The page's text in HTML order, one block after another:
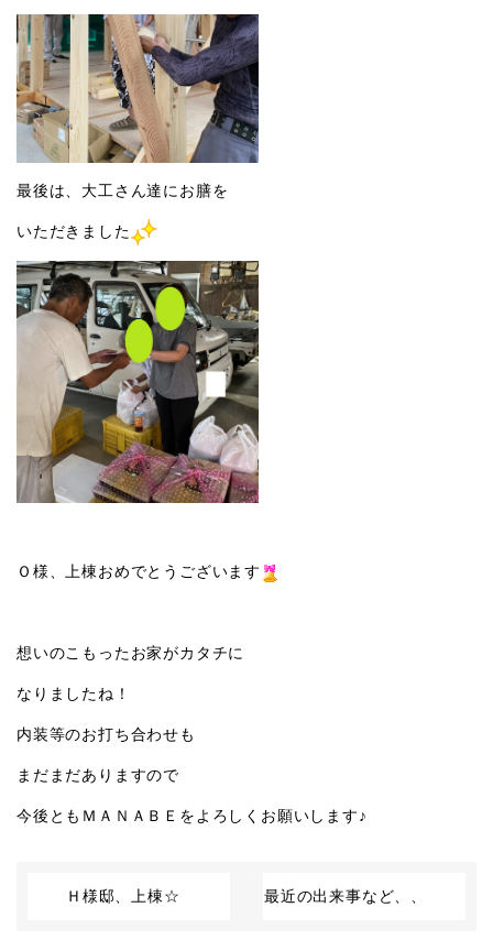
最後は、大工さん達にお膳を
いただきました
Ｏ様、上棟おめでとうございます
想いのこもったお家がカタチに
なりましたね！
内装等のお打ち合わせも
まだまだありますので
今後ともＭＡＮＡＢＥをよろしくお願いします♪
Ｈ様邸、上棟☆ 最近の出来事など、、